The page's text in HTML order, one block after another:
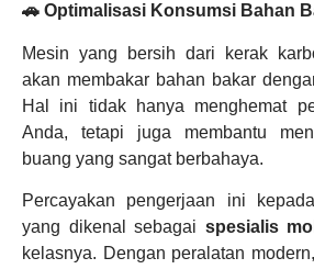
🚗 Optimalisasi Konsumsi Bahan
Mesin yang bersih dari kerak
akan membakar bahan bakar
Hal ini tidak hanya menghemat
Anda, tetapi juga membantu
buang yang sangat berbahaya.
Percayakan pengerjaan ini
yang dikenal sebagai spesialis
kelasnya. Dengan peralatan